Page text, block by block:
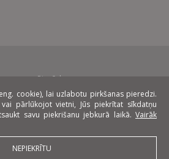
cookie), lai uzlabotu pirkšanas pieredzi.
pārlūkojot vietni, Jūs piekrītat sīkdatņu
savu piekrišanu jebkurā laikā. Vairāk
NEPIEKRĪTU
Piegāde: